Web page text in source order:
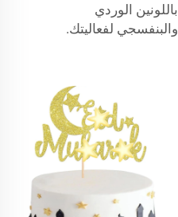
باللونين الوردي
والبنفسجي لفعاليتك.